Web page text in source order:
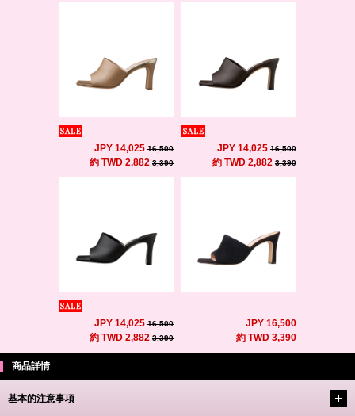
JPY 14,025 16,500
約 TWD 2,882 3,390
JPY 14,025 16,500
約 TWD 2,882 3,390
JPY 14,025 16,500
約 TWD 2,882 3,390
JPY 16,500
約 TWD 3,390
商品詳情
基本的注意事項